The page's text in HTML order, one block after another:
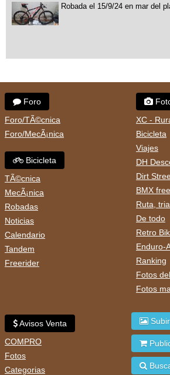
Robada el 15/9/24 en mar del
Foro
Foro/TÃ©cnica
Foro/MecÃ¡nica
Bicicleta
TÃ©cnica
MecÃ¡nica
Robadas
Noticias
Calendario
Tandem
Freerider
XC -
Bicicleta
Viajes
DH
Dirt
BMX
Ruta,
De todo
Retro
Enduro-
Ranking
Fotos
Fotos
Avisos Venta
COMPRO
Fotos
Categorias